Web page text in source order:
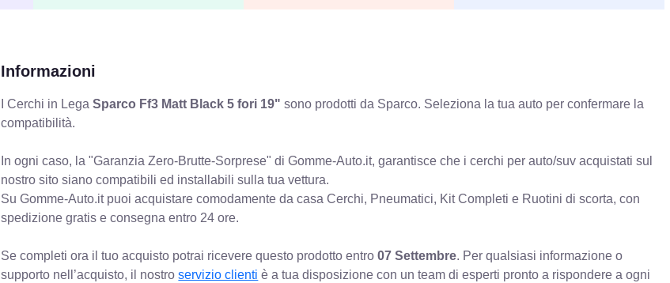
Informazioni
I Cerchi in LegaSparco Ff3 Matt Black 5 fori 19" sono prodotti da Sparco. Seleziona la tua auto per confermare la
compatibilità.
In ogni caso, la "Garanzia Zero-Brutte-Sorprese" di Gomme-Auto.it, garantisce che i cerchi per auto/suv acquistati sul
nostro sito siano compatibili ed installabili sulla tua vettura.
Su Gomme-Auto.it puoi acquistare comodamente da casa Cerchi, Pneumatici, Kit Completi e Ruotini di scorta, con
spedizione gratis e consegna entro 24 ore.
Se completi ora il tuo acquisto potrai ricevere questo prodotto entro07 Settembre. Per qualsiasi informazione o
supporto nell’acquisto, il nostroservizio clienti è a tua disposizione con un team di esperti pronto a rispondere a ogni